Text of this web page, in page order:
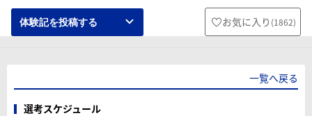
体験記を投稿する お気に入り (1862)
一覧へ戻る
選考スケジュール